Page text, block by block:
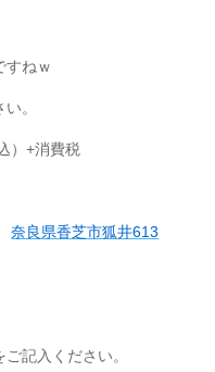
すねｗ
。
）+消費税
奈良県香芝市狐井613
記入ください。